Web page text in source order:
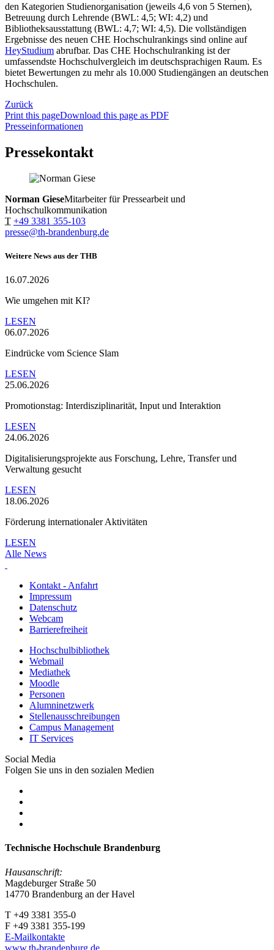
den Kategorien Studienorganisation (jeweils 4,6 von 5 Sternen),
Betreuung durch Lehrende (BWL: 4,5; WI: 4,2) und
Bibliotheksausstattung (BWL: 4,7; WI: 4,5). Die vollständigen
Ergebnisse des neuen CHE Hochschulrankings sind online auf
HeyStudium abrufbar. Das CHE Hochschulranking ist der
umfassendste Hochschulvergleich im deutschsprachigen Raum. Es
bietet Bewertungen zu mehr als 10.000 Studiengängen an deutschen
Hochschulen.
Zurück
Print this pageDownload this page as PDF
Presseinformationen
Pressekontakt
Norman GieseMitarbeiter für Pressearbeit und
Hochschulkommunikation
T +49 3381 355-103
presse@th-brandenburg.de
Weitere News aus der THB
16.07.2026
Wie umgehen mit KI?
LESEN
06.07.2026
Eindrücke vom Science Slam
LESEN
25.06.2026
Promotionstag: Interdisziplinarität, Input und Interaktion
LESEN
24.06.2026
Digitalisierungsprojekte aus Forschung, Lehre, Transfer und
Verwaltung gesucht
LESEN
18.06.2026
Förderung internationaler Aktivitäten
LESEN
Alle News
Kontakt - Anfahrt
Impressum
Datenschutz
Webcam
Barrierefreiheit
Hochschulbibliothek
Webmail
Mediathek
Moodle
Personen
Alumninetzwerk
Stellenausschreibungen
Campus Management
IT Services
Social Media
Folgen Sie uns in den sozialen Medien
Technische Hochschule Brandenburg
Hausanschrift:
Magdeburger Straße 50
14770 Brandenburg an der Havel
T +49 3381 355-0
F +49 3381 355-199
E-Mailkontakte
www.th-brandenburg.de